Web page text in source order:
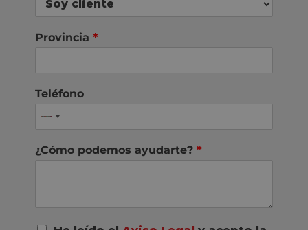
Provincia *
Teléfono
¿Cómo podemos ayudarte? *
A